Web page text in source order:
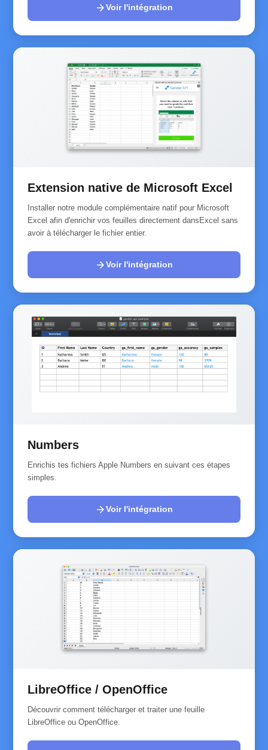
arrow_forwardVoir l'intégration
Extension native de Microsoft Excel
Installer notre module complémentaire natif pour Microsoft
Excel afin d'enrichir vos feuilles directement dansExcel sans
avoir à télécharger le fichier entier.
arrow_forwardVoir l'intégration
Numbers
Enrichis tes fichiers Apple Numbers en suivant ces étapes
simples.
arrow_forwardVoir l'intégration
LibreOffice / OpenOffice
Découvrir comment télécharger et traiter une feuille
LibreOffice ou OpenOffice.